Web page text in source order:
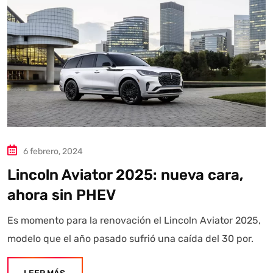
6 febrero, 2024
Lincoln Aviator 2025: nueva cara,
ahora sin PHEV
Es momento para la renovación el Lincoln Aviator 2025,
modelo que el año pasado sufrió una caída del 30 por.
Autoanalítica IA Agente Inteligente
Estoy aquí para encontrar lo que necesitas. ¿Qué estás
buscando? "Este asistente con IA (OpenAI) ofrece
información referencial que puede contener errores.
Asistente con IA en desarrollo. Autoanalítica optimiza